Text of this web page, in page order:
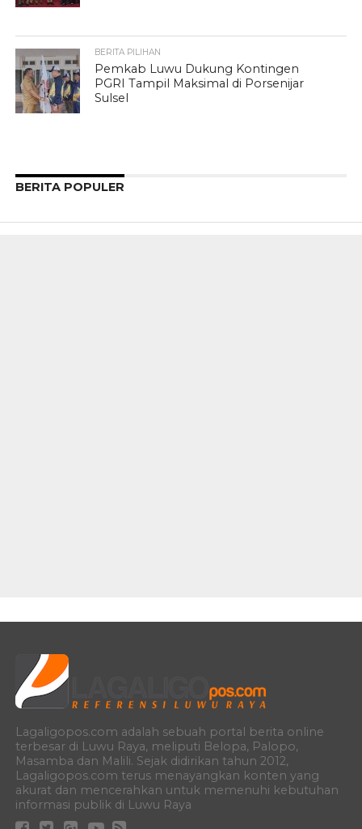
BERITA PILIHAN
Pemkab Luwu Dukung Kontingen
PGRI Tampil Maksimal di Porsenijar
Sulsel
BERITA POPULER
Lagaligopos.com adalah sebuah portal berita online
terbesar di Luwu Raya, meliputi Belopa, Palopo,
Masamba dan Malili. Sejak didirikan tahun 2012,
Lagaligopos.com terus menayangkan konten yang
akurat dan mencerahkan untuk memenuhi kebutuhan
informasi publik di Luwu Raya